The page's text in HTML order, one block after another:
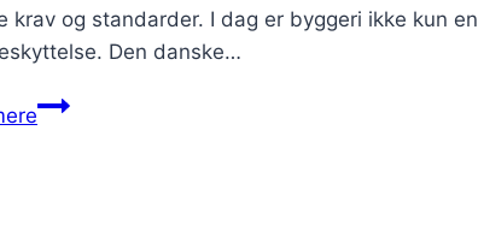
krav og standarder. I dag er byggeri ikke kun
Den danske…
Byggeri